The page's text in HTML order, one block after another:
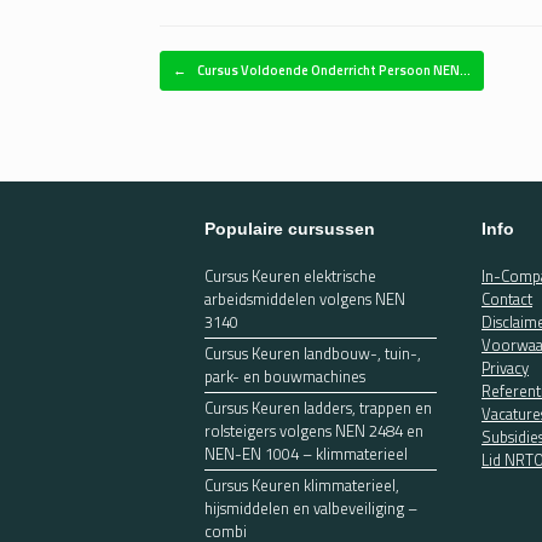
Bericht navigatie
← Cursus Voldoende Onderricht Persoon NEN…
Populaire cursussen
Cursus Keuren elektrische
arbeidsmiddelen volgens NEN
3140
Cursus Keuren landbouw-, tuin-,
park- en bouwmachines
Cursus Keuren ladders, trappen en
rolsteigers volgens NEN 2484 en
NEN-EN 1004 – klimmaterieel
Cursus Keuren klimmaterieel,
hijsmiddelen en valbeveiliging –
combi
Info
In-
Contact
Privacy
Lid NRTO